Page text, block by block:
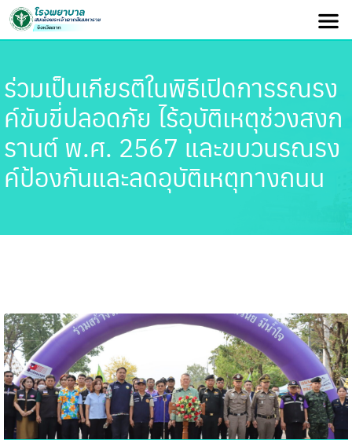
ร่วมเป็นเกียรติในพิธีเปิดการรณรง
ค์ขับขี่ปลอดภัย ไร้อุบัติเหตุช่วงสงก
รานต์ พ.ศ. 2567 และขบวนรณรง
ค์ป้องกันและลดอุบัติเหตุทางถนน